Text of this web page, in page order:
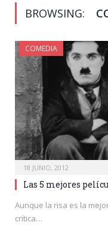
BROWSING:
COMEDIA
18 JUNIO, 2012
Las 5 mejores
Aunque la risa es la
crítica…